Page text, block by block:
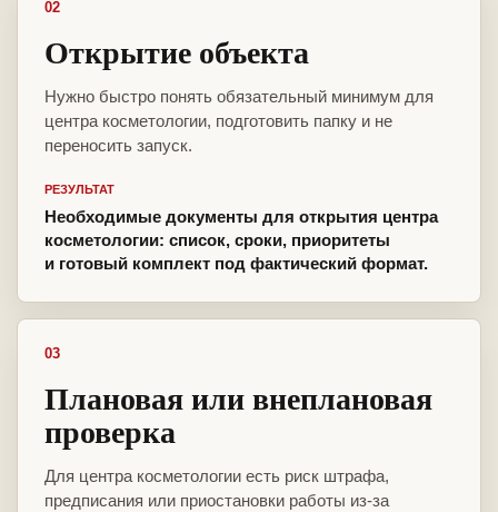
02
Открытие объекта
Нужно быстро понять обязательный минимум для
центра косметологии, подготовить папку и не
переносить запуск.
РЕЗУЛЬТАТ
Необходимые документы для открытия центра
косметологии: список, сроки, приоритеты
и готовый комплект под фактический формат.
03
Плановая или внеплановая
проверка
Для центра косметологии есть риск штрафа,
предписания или приостановки работы из-за